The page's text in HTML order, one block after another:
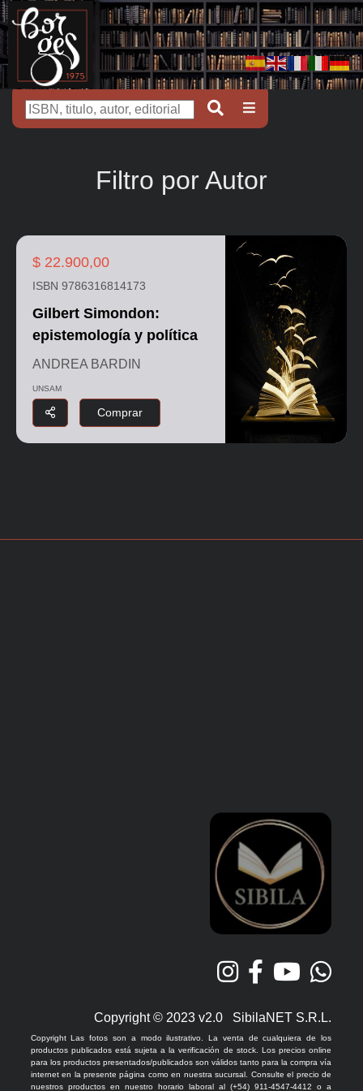
Filtro por Autor
$ 22.900,00
ISBN 9786316814173
Gilbert Simondon:
epistemología y política
ANDREA BARDIN
UNSAM
Comprar
Copyright © 2023 v2.0 SibilaNET S.R.L.
Copyright Las fotos son a modo ilustrativo. La venta de cualquiera de los
productos publicados está sujeta a la verificación de stock. Los precios online
para los productos presentados/publicados son válidos tanto para la compra vía
internet en la presente página como en nuestra sucursal. Consulte el precio de
nuestros productos en nuestro horario laboral al (+54) 911-4547-4412 o a